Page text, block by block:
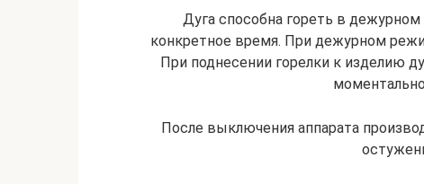
Дуга способна гореть в
конкретное время. При дежурном
При поднесении горелки к изделию
После выключения аппарата